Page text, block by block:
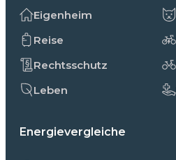
Eigenheim
Reise
Rechtsschutz
Leben
Energievergleiche